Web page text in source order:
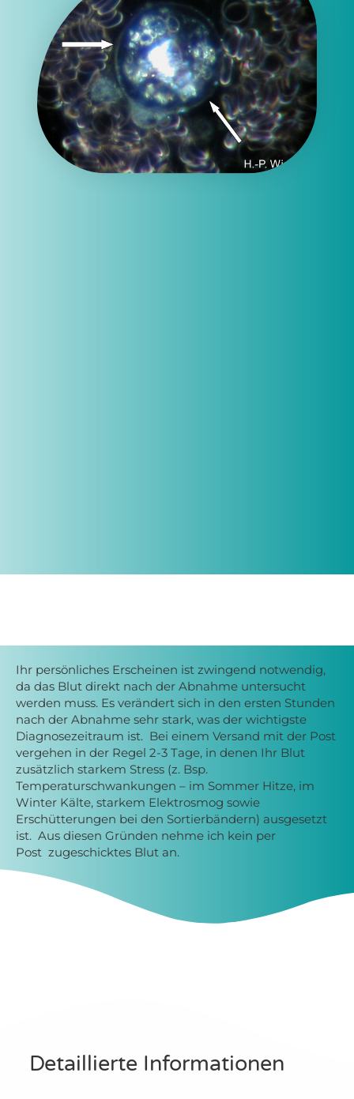
Ihr persönliches Erscheinen ist zwingend notwendig,
da das Blut direkt nach der Abnahme untersucht
werden muss. Es verändert sich in den ersten Stunden
nach der Abnahme sehr stark, was der wichtigste
Diagnosezeitraum ist. Bei einem Versand mit der Post
vergehen in der Regel 2-3 Tage, in denen Ihr Blut
zusätzlich starkem Stress (z. Bsp.
Temperaturschwankungen – im Sommer Hitze, im
Winter Kälte, starkem Elektrosmog sowie
Erschütterungen bei den Sortierbändern) ausgesetzt
ist. Aus diesen Gründen nehme ich kein per
Post zugeschicktes Blut an.
Detaillierte Informationen